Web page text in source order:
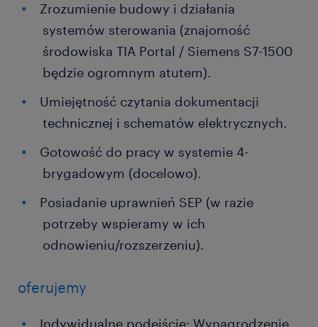
Zrozumienie budowy i działania
systemów sterowania (znajomość
środowiska TIA Portal / Siemens S7-1500
będzie ogromnym atutem).
Umiejętność czytania dokumentacji
technicznej i schematów elektrycznych.
Gotowość do pracy w systemie 4-
brygadowym (docelowo).
Posiadanie uprawnień SEP (w razie
potrzeby wspieramy w ich
odnowieniu/rozszerzeniu).
oferujemy
Indywidualne podejście: Wynagrodzenie